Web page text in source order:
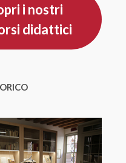
i nostri
didattici